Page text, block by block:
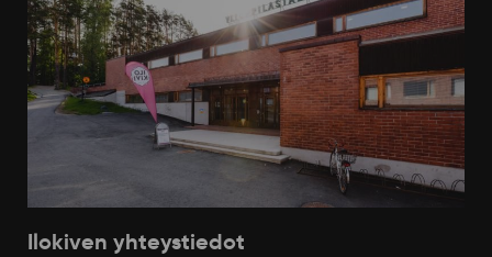
Ilokiven yhteystiedot